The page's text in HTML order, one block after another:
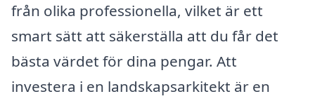
från olika professionella, vilket är ett
smart sätt att säkerställa att du får det
bästa värdet för dina pengar. Att
investera i en landskapsarkitekt är en